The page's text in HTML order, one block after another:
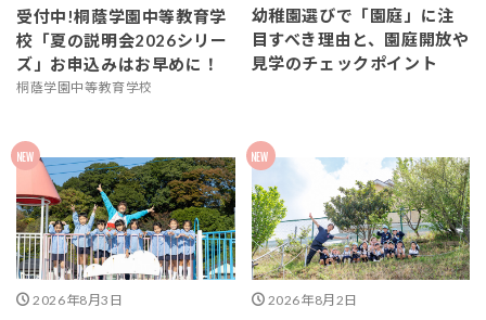
受付中!桐蔭学園中等教育学
校「夏の説明会2026シリー
ズ」お申込みはお早めに！
桐蔭学園中等教育学校
幼稚園選びで「園庭」に注
目すべき理由と、園庭開放や
見学のチェックポイント
2026年8月3日
2026年8月2日